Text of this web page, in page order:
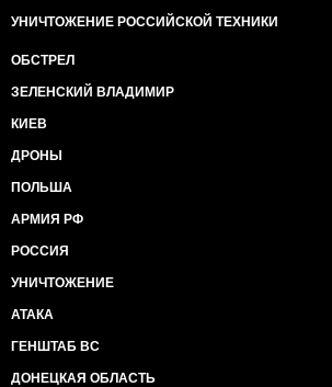
УНИЧТОЖЕНИЕ РОССИЙСКОЙ ТЕХНИКИ
ОБСТРЕЛ
ЗЕЛЕНСКИЙ ВЛАДИМИР
КИЕВ
ДРОНЫ
ПОЛЬША
АРМИЯ РФ
РОССИЯ
УНИЧТОЖЕНИЕ
АТАКА
ГЕНШТАБ ВС
ДОНЕЦКАЯ ОБЛАСТЬ